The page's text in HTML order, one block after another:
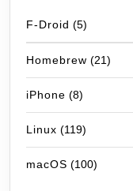
F-Droid (5)
Homebrew (21)
iPhone (8)
Linux (119)
macOS (100)